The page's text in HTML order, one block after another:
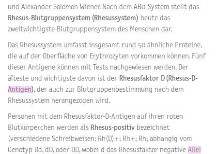
und Alexander Solomon Wiener. Nach dem AB0-System stellt das
Rhesus-Blutgruppensystem (Rhesussystem) heute das
zweitwichtigste Blutgruppensystem des Menschen dar.
Das Rhesussystem umfasst insgesamt rund 50 ähnliche Proteine,
die auf der Oberfläche von Erythrozyten vorkommen können. Fünf
dieser Antigene können mit Tests nachgewiesen werden. Der
älteste und wichtigste davon ist der Rhesusfaktor D (Rhesus-D-
Antigen), der auch zur Blutgruppenbestimmung nach dem
Rhesussystem herangezogen wird.
Personen mit dem Rhesusfaktor-D-Antigen auf ihren roten
Blutkörperchen werden als Rhesus-positiv bezeichnet
(verschiedene Schreibweisen: Rh(D)+; Rh+; Rh; abhängig vom
Genotyp Dd, dD, oder DD, wobei d das Rhesusfaktor-negative Allel